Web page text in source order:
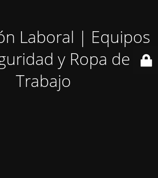
Laboral | Equipos
y Ropa de
Trabajo